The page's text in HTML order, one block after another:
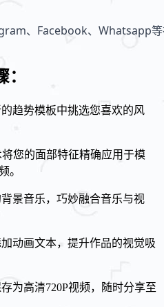
、Facebook、Whatsapp
趋势模板中挑选您喜欢的风
您的面部特征精确应用于模
。
景音乐，巧妙融合音乐与视
动画文本，提升作品的视觉吸
为高清720P视频，随时分享至